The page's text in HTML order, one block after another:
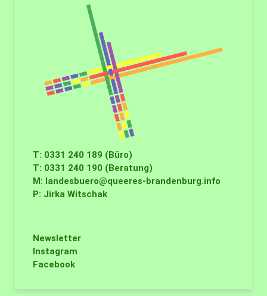
T: 0331 240 189 (Büro)
T: 0331 240 190 (Beratung)
M: landesbuero@queeres-brandenburg.info
P: Jirka Witschak
Newsletter
Instagram
Facebook